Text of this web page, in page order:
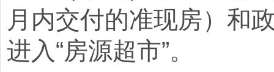
月内交付的准现房）和
进入“房源超市”。